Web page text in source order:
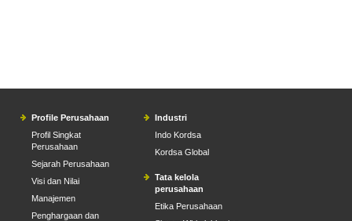
Profile Perusahaan
Profil Singkat
Perusahaan
Sejarah Perusahaan
Visi dan Nilai
Manajemen
Penghargaan dan
Industri
Indo Kordsa
Kordsa Global
Tata kelola
perusahaan
Etika Perusahaan